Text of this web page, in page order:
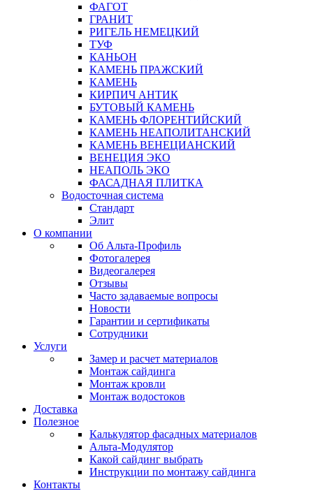
ФАГОТ
ГРАНИТ
РИГЕЛЬ НЕМЕЦКИЙ
ТУФ
КАНЬОН
КАМЕНЬ ПРАЖСКИЙ
КАМЕНЬ
КИРПИЧ АНТИК
БУТОВЫЙ КАМЕНЬ
КАМЕНЬ ФЛОРЕНТИЙСКИЙ
КАМЕНЬ НЕАПОЛИТАНСКИЙ
КАМЕНЬ ВЕНЕЦИАНСКИЙ
ВЕНЕЦИЯ ЭКО
НЕАПОЛЬ ЭКО
ФАСАДНАЯ ПЛИТКА
Водосточная система
Стандарт
Элит
О компании
Об Альта-Профиль
Фотогалерея
Видеогалерея
Отзывы
Часто задаваемые вопросы
Новости
Гарантии и сертификаты
Сотрудники
Услуги
Замер и расчет материалов
Монтаж сайдинга
Монтаж кровли
Монтаж водостоков
Доставка
Полезное
Калькулятор фасадных материалов
Альта-Модулятор
Какой сайдинг выбрать
Инструкции по монтажу сайдинга
Контакты